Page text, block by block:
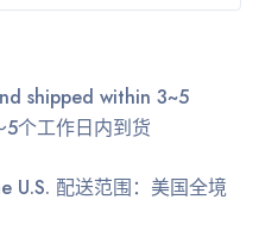
shipped within 3~5
个工作日内到货
U.S. 配送范围：美国全境